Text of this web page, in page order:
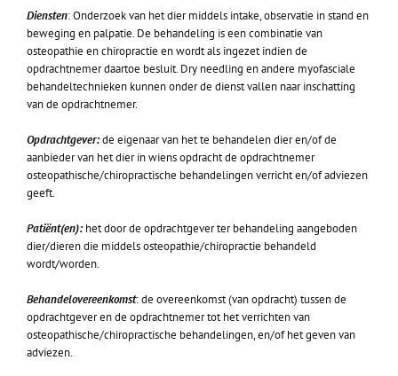
Diensten: Onderzoek van het dier middels intake, observatie in stand en
beweging en palpatie. De behandeling is een combinatie van
osteopathie en chiropractie en wordt als ingezet indien de
opdrachtnemer daartoe besluit. Dry needling en andere myofasciale
behandeltechnieken kunnen onder de dienst vallen naar inschatting
van de opdrachtnemer.
Opdrachtgever:de eigenaar van het te behandelen dier en/of de
aanbieder van het dier in wiens opdracht de opdrachtnemer
osteopathische/chiropractische behandelingen verricht en/of adviezen
geeft.
Patiënt(en): het door de opdrachtgever ter behandeling aangeboden
dier/dieren die middels osteopathie/chiropractie behandeld
wordt/worden.
Behandelovereenkomst: de overeenkomst (van opdracht) tussen de
opdrachtgever en de opdrachtnemer tot het verrichten van
osteopathische/chiropractische behandelingen, en/of het geven van
adviezen.